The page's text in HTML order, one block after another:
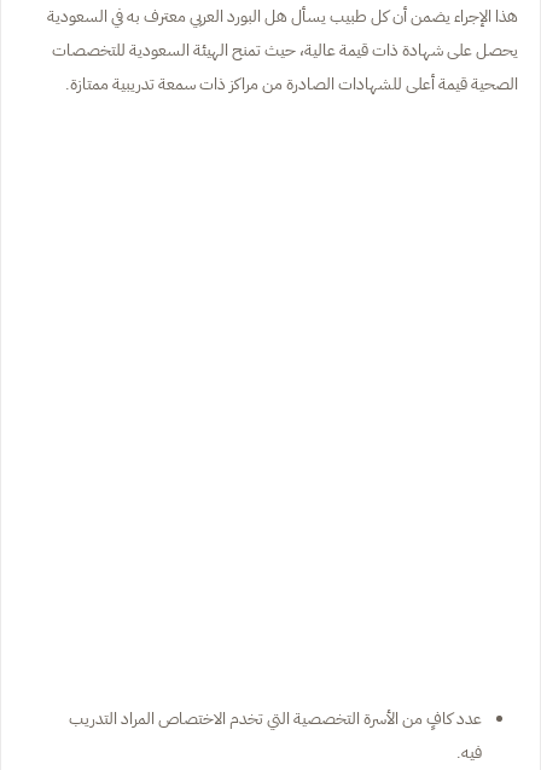
هذا الإجراء يضمن أن كل طبيب يسأل هل البورد العربي معترف به في السعودية
يحصل على شهادة ذات قيمة عالية، حيث تمنح الهيئة السعودية للتخصصات
الصحية قيمة أعلى للشهادات الصادرة من مراكز ذات سمعة تدريبية ممتازة.
عدد كافٍ من الأسرة التخصصية التي تخدم الاختصاص المراد التدريب
فيه.